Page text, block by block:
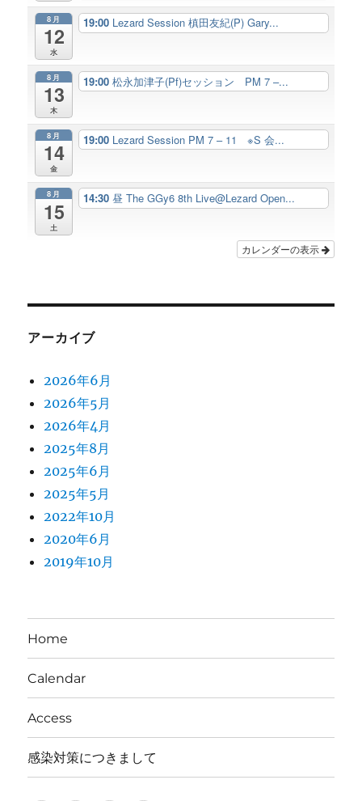
8月
12
水
19:00 Lezard Session 槙田友紀(P) Gary...
8月
13
木
19:00松永加津子(Pf)セッション PM 7 –...
8月
14
金
19:00 Lezard Session PM 7 – 11 ※S 会...
8月
15
土
14:30昼 The GGy6 8th Live@Lezard Open...
カレンダーの表示
アーカイブ
2026年6月
2026年5月
2026年4月
2025年8月
2025年6月
2025年5月
2022年10月
2020年6月
2019年10月
Home
Calendar
Access
感染対策につきまして